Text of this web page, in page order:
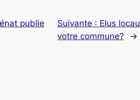
publie
Suivante : Elus
votre commune?
→